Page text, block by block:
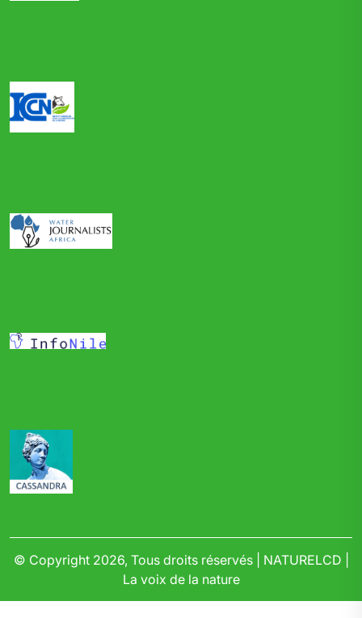
© Copyright 2026, Tous droits réservés | NATURELCD |
La voix de la nature